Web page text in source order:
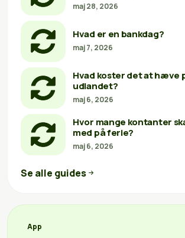
maj 28, 2026
Hvad er en bankdag?
maj 7, 2026
Hvad koster det at hæve
udlandet?
maj 6, 2026
Hvor mange kontanter
med på ferie?
maj 6, 2026
Se alle guides
App